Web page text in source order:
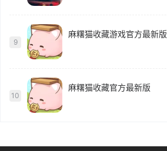
9
麻糬猫收藏游戏官方最新版
10
麻糬猫收藏官方最新版